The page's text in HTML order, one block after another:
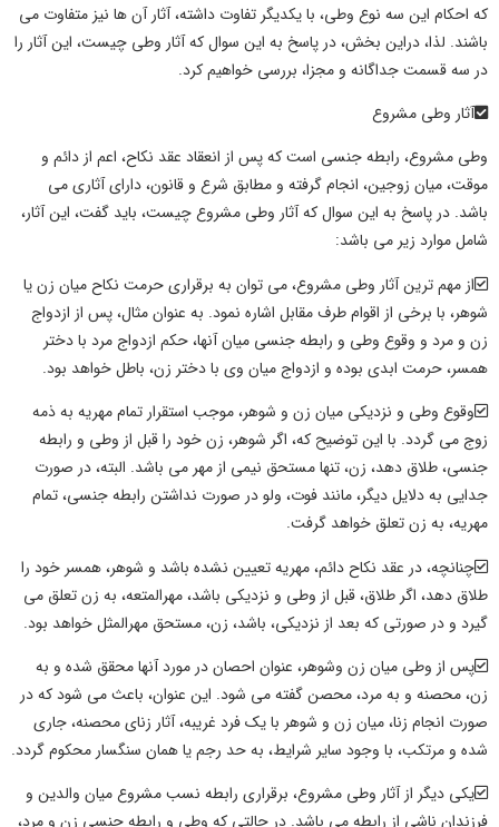
که احکام این سه نوع وطی، با یکدیگر تفاوت داشته،آثارآن ها نیز متفاوت می
باشند. لذا، دراین بخش، در پاسخ به این سوال کهآثار وطی چیست، اینآثار را
در سه قسمت جداگانه و مجزا، بررسی خواهیم کرد.
آثار وطی مشروع
وطی مشروع، رابطه جنسی است که پس از انعقاد عقد نکاح، اعم از دائم و
موقت، میان زوجین، انجام گرفته و مطابق شرع و قانون، دارایآثاریمی
باشد. در پاسخ به این سوال کهآثار وطی مشروعچیست، باید گفت، اینآثار،
شامل موارد زیر می باشد:
از مهم ترینآثار وطی مشروع، می توان به برقراری حرمت نکاح میان زن یا
شوهر، با برخی از اقوام طرف مقابل اشاره نمود. به عنوان مثال، پس از ازدواج
زن و مرد و وقوع وطی و رابطه جنسی میان آنها، حکم ازدواج مرد با دختر
همسر، حرمت ابدی بوده و ازدواج میان وی با دختر زن، باطل خواهد بود.
وقوع وطی و نزدیکی میان زن و شوهر، موجب استقرار تمام مهریه به ذمه
زوج می گردد. با این توضیح که، اگر شوهر، زن خود را قبل از وطی و رابطه
جنسی، طلاق دهد، زن، تنها مستحق نیمی از مهر می باشد. البته، در صورت
جدایی به دلایل دیگر، مانند فوت، ولو در صورت نداشتن رابطه جنسی، تمام
مهریه، به زن تعلق خواهد گرفت.
چنانچه، در عقد نکاح دائم، مهریه تعیین نشده باشد و شوهر، همسر خود را
طلاق دهد، اگر طلاق، قبل از وطی و نزدیکی باشد، مهرالمتعه، به زن تعلق می
گیرد و در صورتی که بعد از نزدیکی، باشد، زن، مستحق مهرالمثل خواهد بود.
پس از وطی میان زن وشوهر، عنوان احصان در مورد آنها محقق شده و به
زن، محصنه و به مرد، محصن گفته می شود. این عنوان، باعث می شود که در
صورت انجام زنا، میان زن و شوهر با یک فرد غریبه، آثار زنای محصنه، جاری
شده و مرتکب، با وجود سایر شرایط، به حد رجم یا همان سنگسار محکوم گردد.
یکی دیگر از آثار وطی مشروع، برقراری رابطه نسب مشروع میان والدین و
فرزندان ناشی از رابطه می باشد. در حالتی که وطی و رابطه جنسی زن و مرد،